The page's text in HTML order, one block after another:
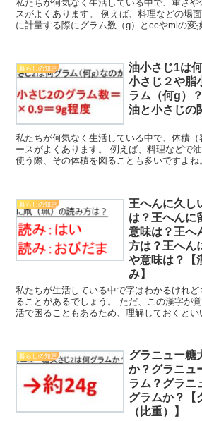
私たちが何気なく生活している中で、重さ
スがよくあります。 例えば、料理などの場
に計量する際にグラム数（g）とccやmlの変
暮らしの知恵
油小さじ1は
小さじ２や脂
ラム（何g）
油と小さじの
私たちが何気なく生活している中で、体積
ースがよくあります。 例えば、料理などで
使う際、その体積を図ることも多いですよ
暮らしの知恵
王へんに久し
は？王へんに
意味は？王へ
方は？王へん
や意味は？【
み】
私たちが生活している中で字はわかるけれ
ることがあるでしょう。 ただ、この漢字が
活で困ることもあるため、理解しておくとい
暮らしの知恵
グラニュー糖
か？グラニュ
ラム？グラニ
グラムか？【
（比重）】